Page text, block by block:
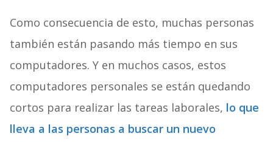
Como consecuencia de esto, muchas personas
también están pasando más tiempo en sus
computadores. Y en muchos casos, estos
computadores personales se están quedando
cortos para realizar las tareas laborales, lo que
lleva a las personas a buscar un nuevo